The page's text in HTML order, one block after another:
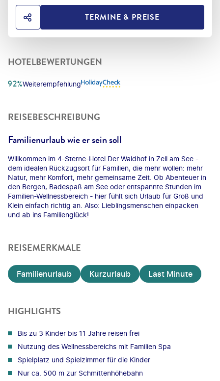
HOTEL TEILENTERMINE & PREISE
HOTELBEWERTUNGEN
Weiterempfehlung
92%
REISEBESCHREIBUNG
Familienurlaub wie er sein soll
Willkommen im 4-Sterne-Hotel Der Waldhof in Zell am See -
dem idealen Rückzugsort für Familien, die mehr wollen: mehr
Natur, mehr Komfort, mehr gemeinsame Zeit. Ob Abenteuer in
den Bergen, Badespaß am See oder entspannte Stunden im
Familien-Wellnessbereich - hier fühlt sich Urlaub für Groß und
Klein einfach richtig an. Also: Lieblingsmenschen einpacken
und ab ins Familienglück!
REISEMERKMALE
Familienurlaub Kurzurlaub Last Minute
HIGHLIGHTS
Bis zu 3 Kinder bis 11 Jahre reisen frei
Nutzung des Wellnessbereichs mit Familien Spa
Spielplatz und Spielzimmer für die Kinder
Nur ca. 500 m zur Schmittenhöhebahn